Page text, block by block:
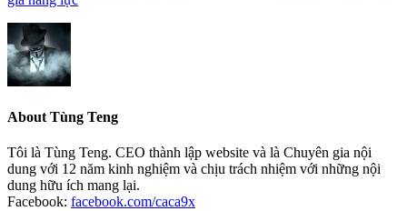
About Tùng Teng
Tôi là Tùng Teng. CEO thành lập website và là Chuyên gia nội
dung với 12 năm kinh nghiệm và chịu trách nhiệm với những nội
dung hữu ích mang lại.
Facebook: facebook.com/caca9x